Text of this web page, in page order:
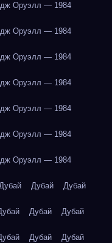
Оруэлл — 1984
Оруэлл — 1984
Оруэлл — 1984
Оруэлл — 1984
Оруэлл — 1984
Оруэлл — 1984
Оруэлл — 1984
Дубай Дубай
Дубай Дубай
Дубай Дубай